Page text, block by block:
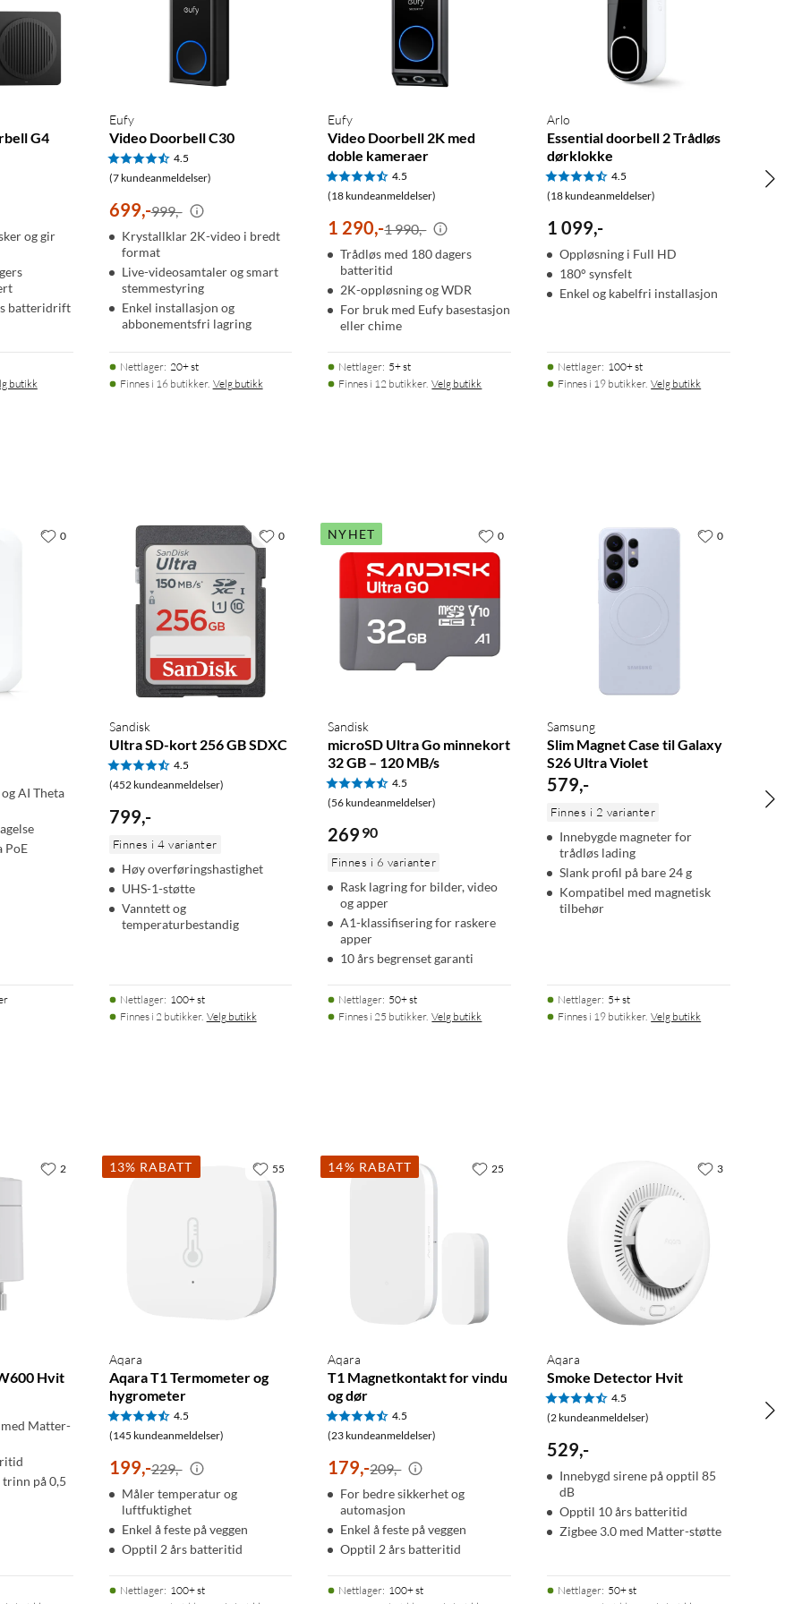
Chime-huben drives via USB-C og kan plasseres fritt
døgnet. Lokalt microSD-kort (opptil 512 GB, selges separat)
opptakshåndtering.
tette nettverksmiljøer.
G4
og gir
batteridrift
butikk
Eufy
Video Doorbell C30
4.5
(7 kundeanmeldelser)
699,-999,-
Krystallklar 2K-video i bredt
format
Live-videosamtaler og smart
stemmestyring
Enkel installasjon og
abbonementsfri lagring
Nettlager: 20+ st
Finnes i 16 butikker. Velg butikk
Eufy
Video Doorbell 2K med
doble kameraer
4.5
(18 kundeanmeldelser)
1 290,-1 990,-
Trådløs med 180 dagers
batteritid
2K-oppløsning og WDR
For bruk med Eufy basestasjon
eller chime
Nettlager: 5+ st
Finnes i 12 butikker. Velg butikk
Arlo
Essential doorbell 2 Trådløs
dørklokke
4.5
(18 kundeanmeldelser)
1 099,-
Oppløsning i Full HD
180° synsfelt
Enkel og kabelfri installasjon
Nettlager: 100+ st
Finnes i 19 butikker. Velg butikk
AI Theta
PoE
0
Sandisk
Ultra SD-kort 256 GB SDXC
4.5
(452 kundeanmeldelser)
799,-
Finnes i 4 varianter
Høy overføringshastighet
UHS-1-støtte
Vanntett og
temperaturbestandig
Nettlager: 100+ st
Finnes i 2 butikker. Velg butikk
0 NYHET
Sandisk
microSD Ultra Go minnekort
32 GB – 120 MB/s
4.5
(56 kundeanmeldelser)
269 90
Finnes i 6 varianter
Rask lagring for bilder, video
og apper
A1-klassifisering for raskere
apper
10 års begrenset garanti
Nettlager: 50+ st
Finnes i 25 butikker. Velg butikk
0
Samsung
Slim Magnet Case til Galaxy
S26 Ultra Violet
579,-
Finnes i 2 varianter
Innebygde magneter for
trådløs lading
Slank profil på bare 24 g
Kompatibel med magnetisk
tilbehør
Nettlager: 5+ st
Finnes i 19 butikker. Velg butikk
0
Hvit
Matter-
på 0,5
2 13% RABATT
Aqara
Aqara T1 Termometer og
hygrometer
4.5
(145 kundeanmeldelser)
199,-229,-
Måler temperatur og
luftfuktighet
Enkel å feste på veggen
Opptil 2 års batteritid
Nettlager: 100+ st
55 14% RABATT
Aqara
T1 Magnetkontakt for vindu
og dør
4.5
(23 kundeanmeldelser)
179,-209,-
For bedre sikkerhet og
automasjon
Enkel å feste på veggen
Opptil 2 års batteritid
Nettlager: 100+ st
25
Aqara
Smoke Detector Hvit
4.5
(2 kundeanmeldelser)
529,-
Innebygd sirene på opptil 85
dB
Opptil 10 års batteritid
Zigbee 3.0 med Matter-støtte
Nettlager: 50+ st
3